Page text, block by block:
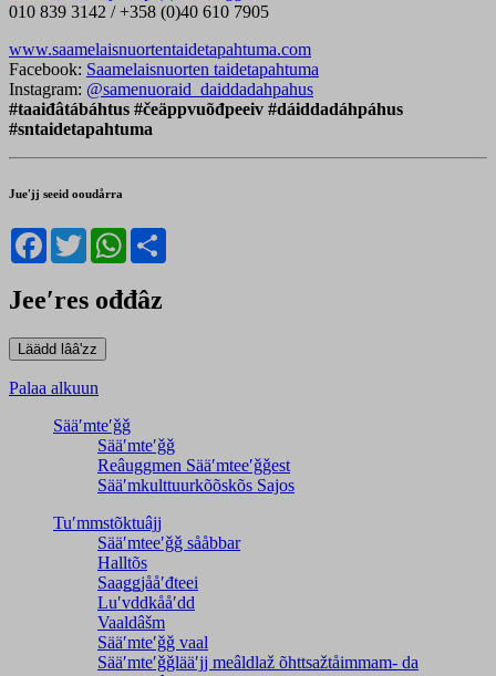
010 839 3142 / +358 (0)40 610 7905
www.saamelaisnuortentaidetapahtuma.com
Facebook: Saamelaisnuorten taidetapahtuma
Instagram: @samenuoraid_daiddadahpahus
#taaiđâtábáhtus #čeäppvuõđpeeiv #dáiddadáhpáhus
#sntaidetapahtuma
Jueʹjj seeid ooudårra
Facebook
TwitterWhatsApp
Jeeʹres ođđâz
Palaa alkuun
Sääʹmteʹǧǧ
Sääʹmteʹǧǧ
Reâuggmen Sääʹmteeʹǧǧest
Sääʹmkulttuurkõõskõs Sajos
Tuʹmmstõktuâjj
Sääʹmteeʹǧǧ sååbbar
Halltõs
Saaǥǥjååʹđteei
Luʹvddkååʹdd
Vaaldâšm
Sääʹmteʹǧǧ vaal
Sääʹmteʹǧǧlääʹjj meâldlaž õhttsažtåimmam- da